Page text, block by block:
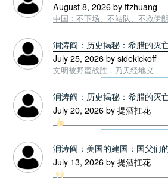
August 8, 2026 by ffzhuang
中国：不下场、不站队、不救伊
润涛阎：历史揭秘：希腊的灭
July 25, 2026 by sidekickoff
文明被野蛮战胜，乃天经地义
润涛阎：历史揭秘：希腊的灭
July 20, 2026 by 提酒扛花
润涛阎：美国的建国：国父们
July 13, 2026 by 提酒扛花